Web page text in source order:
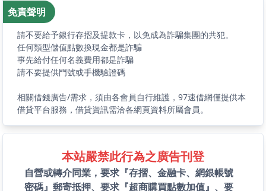
免責聲明
請不要給予銀行存摺及提款卡，以免成為詐騙集團的共犯。
任何類型儲值點數換現金都是詐騙
事先給付任何名義費用都是詐騙
請不要提供門號或手機驗證碼
相關借錢廣告/需求，須由各會員自行維護，97速借網僅提供本
借貸平台服務，借貸資訊需洽各網頁資料所屬會員。
本站嚴禁此行為之廣告刊登
自營或轉介同業，要求『存摺、金融卡、網銀帳號
密碼』郵寄抵押、要求『超商購買點數加值』、要